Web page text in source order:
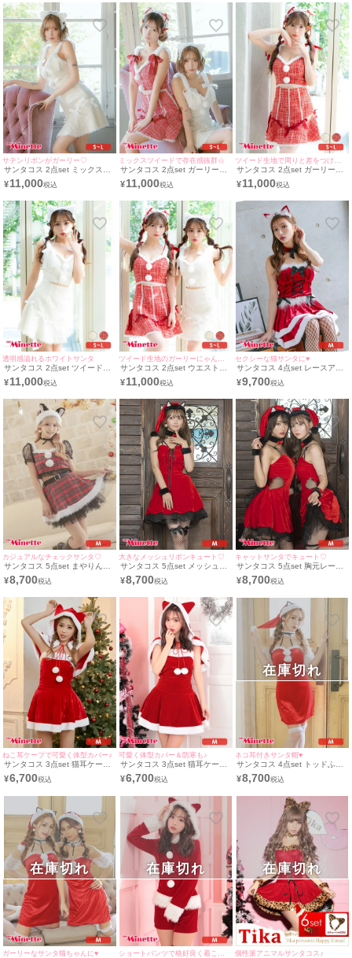
プレ [チョーカー＋トップス＋
スカート＋カチューシャ＋グロ
ーブ]
ス [ワンピース＋ヘッドドレス]
(S～L)
ス [ワンピース＋ヘッドドレス]
サテンリボンがガーリー♡
サンタコス 2点set ミックスツ
イードガーリーリボンレースウ
エストカットフレアスカート猫
ス [ワンピース＋ヘッドドレス]
(S～L)
¥11,000
ミックスツイードで存在感抜群☆
サンタコス 2点set ガーリーリ
ボンツイードミックスレースウ
エストカットフレアスカートペ
ドレス [ワンピース＋ヘッドド
レス](S～L)
¥11,000
サンタコス 2点set ガーリーフ
レアスカートリボンツイードレ
ースウエストカット猫アニマル
ヘッドドレス](S～L)
¥11,000
透明感溢れるホワイトサンタ
サンタコス 2点set ツイードリ
ボンデザインウエストカットガ
ーリーフレアスカート猫アニマ
＋ヘッドドレス](S～L)
¥11,000
サンタコス 2点set ウエストカ
ットツイードリボンフレアスカ
ートガーリーペア猫アニマル
ヘッドドレス](S～L)
¥11,000
セクシーな猫サンタに♥
サンタコス 4点set レースアッ
プベアビスチェ&2段フリルス
カートセットアップ猫アニマル
トップス＋スカート＋カチュー
シャ]
¥9,700
カジュアルなチェックサンタ♡
サンタコス 5点set まやりん着
用レースフリルタータンチェッ
ク柄セパレートふわふわAライ
[チョーカー＋トップス+スカー
ト＋ベルト＋サンタ帽子]
¥8,700
大きなメッシュリボンキュート♡
サンタコス 5点set メッシュバ
ックリボンキャミソールフレア
アニマル猫ふわふわ サンタ コ
ス+サンタ帽子＋カフス＋網ニ
¥8,700
キャットサンタでキュート♡
サンタコス 5点set 胸元レース
アップウエストカットメッシュ
ふわふわフレア猫 サンタ コス
+サンタ帽子＋カフス＋網ニー
¥8,700
ねこ耳ケープで可愛く体型カバー♪
サンタコス 3点set 猫耳ケープ
付きプチプラ サンタ コスプレ
[ワンピース+ねこみみケープ
¥6,700
可愛く体型カバー＆防寒も♪
サンタコス 3点set 猫耳ケープ
付きベアワンピプチプラ サン
タ コスプレ [ワンピース+ねこ
¥6,700
ネコ耳付きサンタ帽♥
サンタコス 4点set トッドふわ
ふわシアーフリルベロアタイト
ミニ丈ポンポン付き猫 サンタ
ース+サンタ帽子＋手袋]
¥8,700
在庫切れ
ガーリーなサンタ猫ちゃんに♥
在庫切れ 在庫切れ
個性派アニマルサンタコス♪
在庫切れ